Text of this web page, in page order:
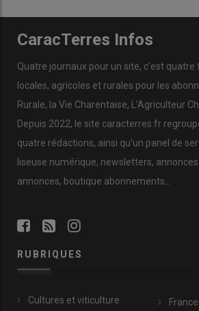
CaracTerres Infos
Quatre journaux pour un site, c’est quatre
locales, agricoles et rurales pour les
Rurale, la Vie Charentaise, L’Agriculteur
Depuis 2022, le site caracterres.fr
quatre rédactions, ainsi qu’un panel de
liseuse numérique, newsletters,
annonces, boutique abonnements…
RUBRIQUES
Cultures et viticulture